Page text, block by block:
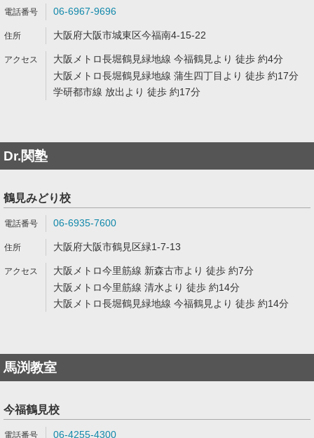
06-6967-9696
大阪府大阪市城東区今福南4-15-22
大阪メトロ長堀鶴見緑地線 今福鶴見より 徒歩 約4分
大阪メトロ長堀鶴見緑地線 蒲生四丁目より 徒歩 約17分
学研都市線 放出より 徒歩 約17分
Dr.関塾
鶴見みどり校
06-6935-7600
大阪府大阪市鶴見区緑1-7-13
大阪メトロ今里筋線 新森古市より 徒歩 約7分
大阪メトロ今里筋線 清水より 徒歩 約14分
大阪メトロ長堀鶴見緑地線 今福鶴見より 徒歩 約14分
馬渕教室
今福鶴見校
06-4255-4300